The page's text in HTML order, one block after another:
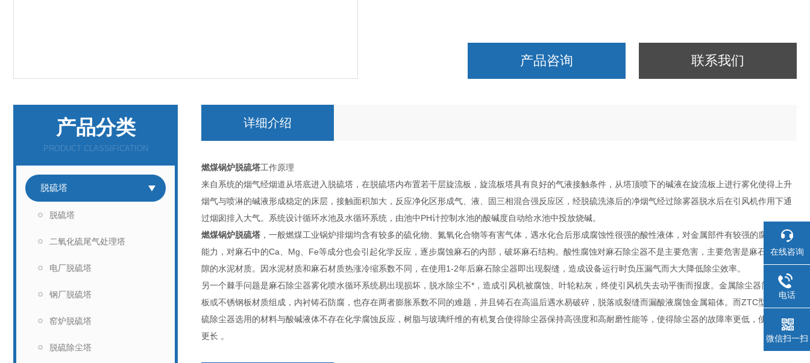
产品咨询 联系我们
产品分类
PRODUCT CLASSIFICATION
脱硫塔
脱硫塔
二氧化硫尾气处理塔
电厂脱硫塔
钢厂脱硫塔
窑炉脱硫塔
脱硫除尘塔
详细介绍
燃煤锅炉脱硫塔工作原理
来自系统的烟气经烟道从塔底进入脱硫塔，在脱硫塔内布置若干层旋流板，旋流板塔具有良好的气液接触条件，从塔顶喷下的碱液在旋流板上进行雾化使得上升
烟气与喷淋的碱液形成稳定的床层，接触面积加大，反应净化区形成气、液、固三相混合强反应区，经脱硫洗涤后的净烟气经过除雾器脱水后在引风机作用下通
过烟囱排入大气。系统设计循环水池及水循环系统，由池中PH计控制水池的酸碱度自动给水池中投放烧碱。
燃煤锅炉脱硫塔 ，一般燃煤工业锅炉排烟均含有较多的硫化物、氮氧化合物等有害气体，遇水化合后形成腐蚀性很强的酸性液体，对金属部件有较强的腐蚀破坏
能力，对麻石中的Ca、Mg、Fe等成分也会引起化学反应，逐步腐蚀麻石的内部，破坏麻石结构。酸性腐蚀对麻石除尘器不是主要危害，主要危害是麻石砌筑缝
隙的水泥材质。因水泥材质和麻石材质热涨冷缩系数不同，在使用1-2年后麻石除尘器即出现裂缝，造成设备运行时负压漏气而大大降低除尘效率。
另一个棘手问题是麻石除尘器雾化喷水循环系统易出现损坏，脱水除尘不*，造成引风机被腐蚀、叶轮粘灰，终使引风机失去动平衡而报废。金属除尘器筒体由铁
板或不锈钢板材质组成，内衬铸石防腐，也存在两者膨胀系数不同的难题，并且铸石在高温后遇水易破碎，脱落或裂缝而漏酸液腐蚀金属箱体。而ZTC型系列脱
硫除尘器选用的材料与酸碱液体不存在化学腐蚀反应，树脂与玻璃纤维的有机复合使得除尘器保持高强度和高耐磨性能等，使得除尘器的故障率更低，使用寿命
更长 。
在线咨询
电话
微信扫一扫